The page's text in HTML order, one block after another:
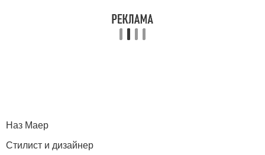
Наз Маер
Стилист и дизайнер